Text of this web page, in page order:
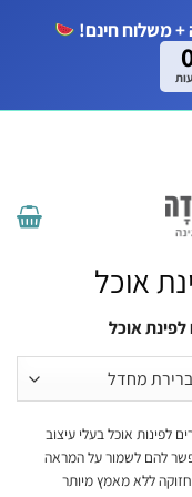
אוכל
אוכל
לפינות אוכל בעלי עיצוב
להם לשמור על המראה
ללא מאמץ מיותר